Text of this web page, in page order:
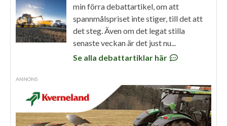
min förra debattartikel, om att
spannmålspriset inte stiger, till det att
det steg. Även om det legat stilla
senaste veckan är det just nu...
Se alla debattartiklar här
ANNONS